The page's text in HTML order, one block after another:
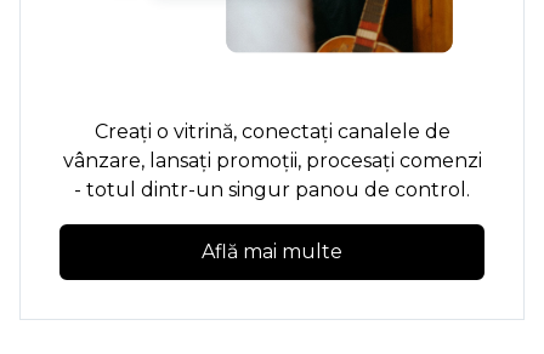
Creați o vitrină, conectați canalele de
vânzare, lansați promoții, procesați comenzi
- totul dintr-un singur panou de control.
Află mai multe